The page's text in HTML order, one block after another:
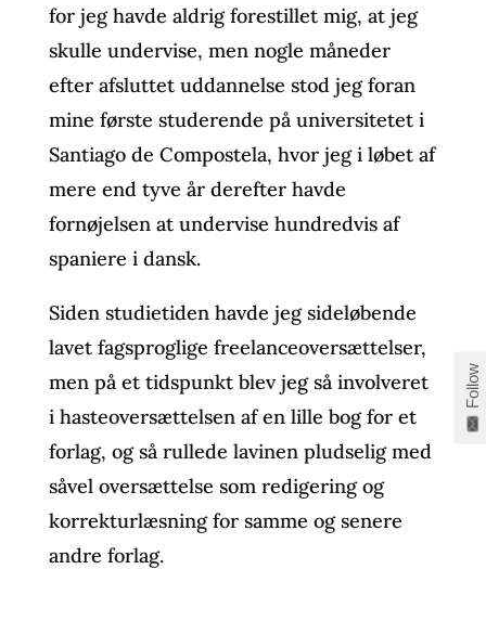
for jeg havde aldrig forestillet mig, at jeg
skulle undervise, men nogle måneder
efter afsluttet uddannelse stod jeg foran
mine første studerende på universitetet i
Santiago de Compostela, hvor jeg i løbet af
mere end tyve år derefter havde
fornøjelsen at undervise hundredvis af
spaniere i dansk.
Siden studietiden havde jeg sideløbende
lavet fagsproglige freelanceoversættelser,
men på et tidspunkt blev jeg så involveret
i hasteoversættelsen af en lille bog for et
forlag, og så rullede lavinen pludselig med
såvel oversættelse som redigering og
korrekturlæsning for samme og senere
andre forlag.
Follow